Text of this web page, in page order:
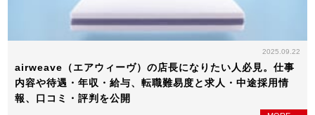
2025.09.22
airweave（エアウィーヴ）の店長になりたい人必見。仕事
内容や待遇・年収・給与、転職難易度と求人・中途採用情
報、口コミ・評判を公開